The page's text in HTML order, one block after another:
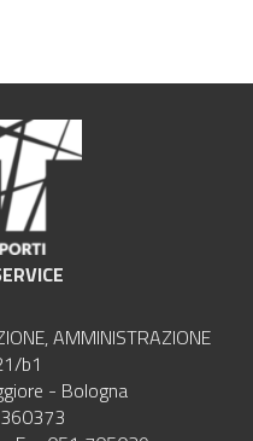
AMMINISTRAZIONE
b1
- Bologna